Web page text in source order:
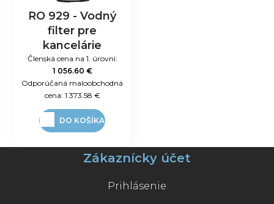
RO 929 - Vodný
filter pre
kancelárie
Členská cena na 1. úrovni:
1 056.60 €
Odporúčaná maloobchodná
cena: 1 373.58 €
DO KOŠÍKA
Zákaznícky účet
Prihlásenie